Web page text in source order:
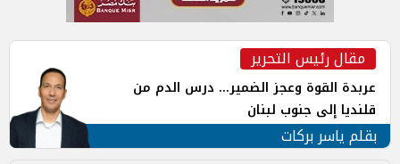
مقال رئيس التحرير
عربدة القوة وعجز الضمير... درس الدم من
قلنديا إلى جنوب لبنان
بقلم ياسر بركات